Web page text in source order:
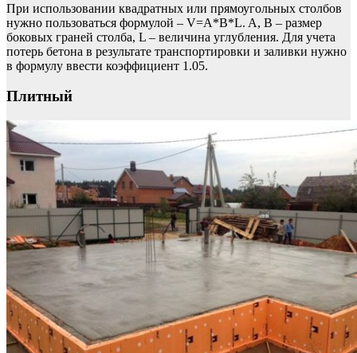
При использовании квадратных или прямоугольных столбов
нужно пользоваться формулой – V=A*B*L. A, B – размер
боковых граней столба, L – величина углубления. Для учета
потерь бетона в результате транспортировки и заливки нужно
в формулу ввести коэффициент 1.05.
Плитный